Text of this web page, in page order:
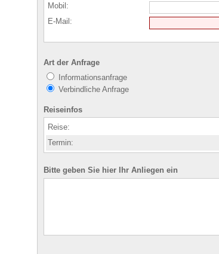
Mobil:
E-Mail:
Art der Anfrage
Informationsanfrage
Verbindliche Anfrage
Reiseinfos
Reise:
Termin:
Bitte geben Sie hier Ihr Anliegen ein